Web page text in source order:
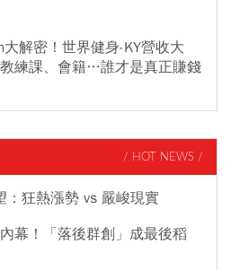
解密！世界健身-KY營收大
練課、會籍…誰才是真正賺錢
/ HOT NEWS /
狂熱漲勢 vs 嚴峻現實
幕！「落後群創」成最後稻